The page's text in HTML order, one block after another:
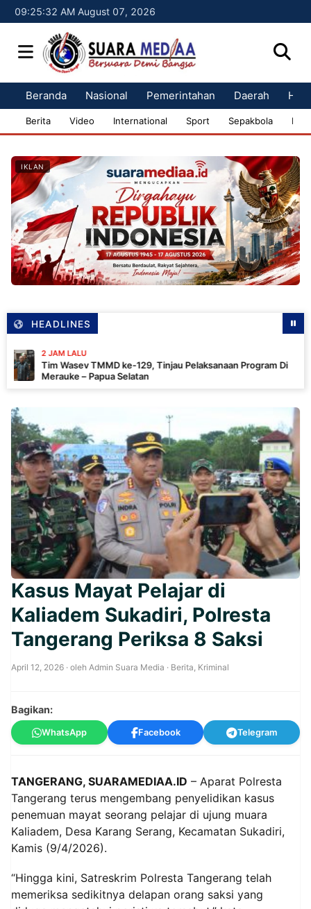
09:25:33 AM August 07, 2026
Beranda Nasional Pemerintahan Daerah
Berita Video International Sport Sepakbola
IKLAN
HEADLINES
LALU
Wasev TMMD ke-129, Tinjau Pelaksanaan Program Di
– Papua Selatan
Kasus Mayat Pelajar di
Kaliadem Sukadiri, Polresta
Tangerang Periksa 8 Saksi
April 12, 2026 · oleh Admin Suara Media · Berita, Kriminal
Bagikan:
WhatsApp Facebook Telegram
TANGERANG, SUARAMEDIAA.ID – Aparat Polresta
Tangerang terus mengembang penyelidikan kasus
penemuan mayat seorang pelajar di ujung muara
Kaliadem, Desa Karang Serang, Kecamatan Sukadiri,
Kamis (9/4/2026).
“Hingga kini, Satreskrim Polresta Tangerang telah
memeriksa sedikitnya delapan orang saksi yang